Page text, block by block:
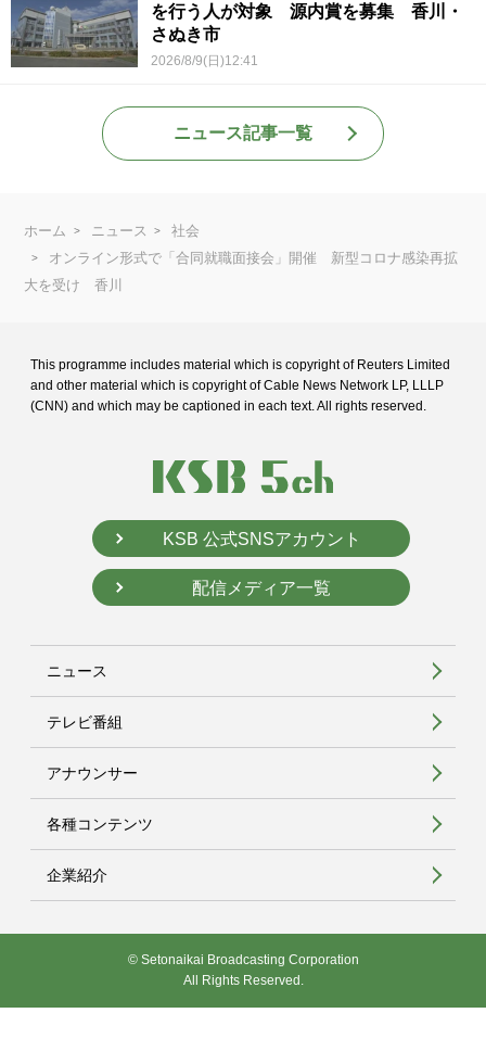
を行う人が対象 源内賞を募集 香川・
さぬき市
2026/8/9(日)12:41
ニュース記事一覧
ホーム ニュース
社会
オンライン形式で「合同就職面接会」開催 新型コロナ感染再拡
大を受け 香川
This programme includes material which is copyright of Reuters Limited
and other material which is copyright of Cable News Network LP, LLLP
(CNN) and which may be captioned in each text. All rights reserved.
KSB 公式SNSアカウント
配信メディア一覧
ニュース
テレビ番組
アナウンサー
各種コンテンツ
企業紹介
© Setonaikai Broadcasting Corporation
All Rights Reserved.